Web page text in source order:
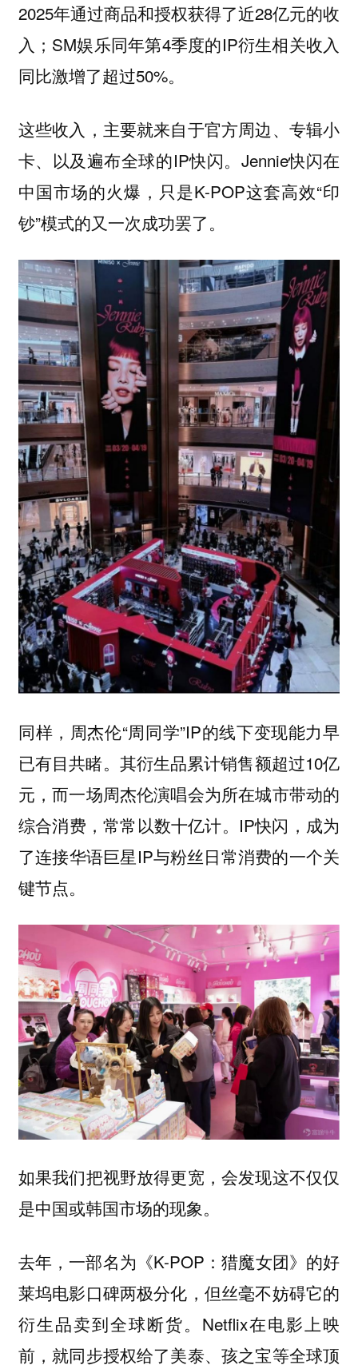
2025年通过商品和授权获得了近28亿元的收
入；SM娱乐同年第4季度的IP衍生相关收入
同比激增了超过50%。
这些收入，主要就来自于官方周边、专辑小
卡、以及遍布全球的IP快闪。Jennie快闪在
中国市场的火爆，只是K-POP这套高效“印
钞”模式的又一次成功罢了。
同样，周杰伦“周同学”IP的线下变现能力早
已有目共睹。其衍生品累计销售额超过10亿
元，而一场周杰伦演唱会为所在城市带动的
综合消费，常常以数十亿计。IP快闪，成为
了连接华语巨星IP与粉丝日常消费的一个关
键节点。
如果我们把视野放得更宽，会发现这不仅仅
是中国或韩国市场的现象。
去年，一部名为《K-POP：猎魔女团》的好
莱坞电影口碑两极分化，但丝毫不妨碍它的
衍生品卖到全球断货。Netflix在电影上映
前，就同步授权给了美泰、孩之宝等全球顶